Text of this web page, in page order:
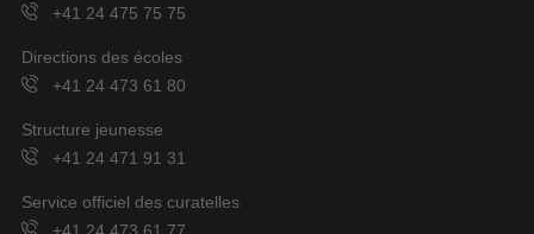
+41 24 475 75 75
Directions des écoles
+41 24 473 61 80
Structure jeunesse
+41 24 471 91 31
Service officiel des curatelles
+41 24 473 61 77